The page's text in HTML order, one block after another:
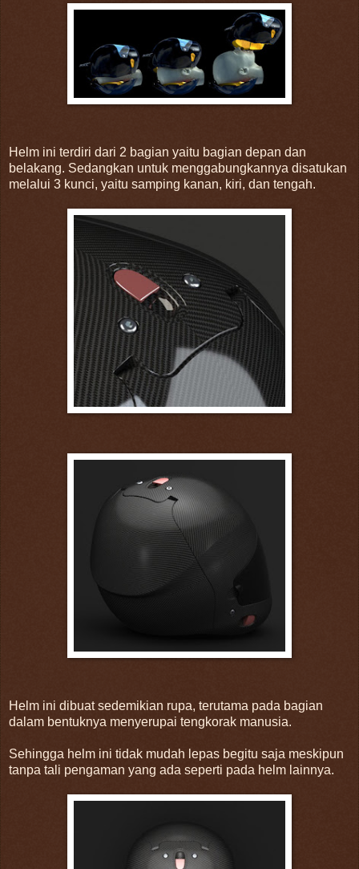
Helm ini terdiri dari 2 bagian yaitu bagian depan dan
belakang. Sedangkan untuk menggabungkannya disatukan
melalui 3 kunci, yaitu samping kanan, kiri, dan tengah.
Helm ini dibuat sedemikian rupa, terutama pada bagian
dalam bentuknya menyerupai tengkorak manusia.
Sehingga helm ini tidak mudah lepas begitu saja meskipun
tanpa tali pengaman yang ada seperti pada helm lainnya.